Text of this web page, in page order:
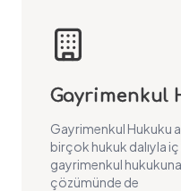
Gayrimenkul
Gayrimenkul Hukuku
birçok hukuk dalıyla
gayrimenkul hukukuna
çözümünde de